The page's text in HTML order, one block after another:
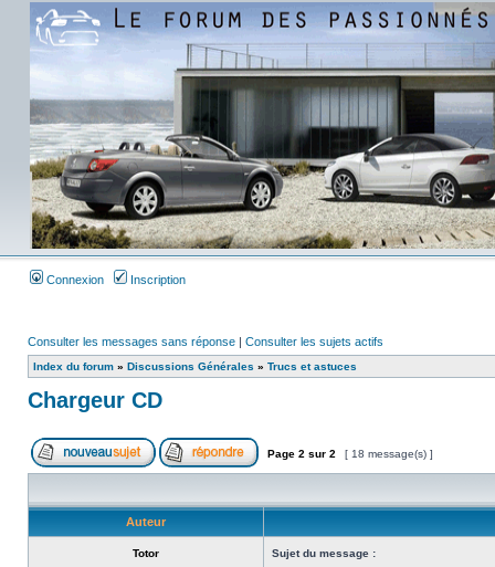
Connexion Inscription
Consulter les messages sans réponse | Consulter les sujets actifs
Index du forum » Discussions Générales » Trucs et astuces
Chargeur CD
Page 2 sur 2 [ 18 message(s) ]
Auteur
Totor Sujet du message :